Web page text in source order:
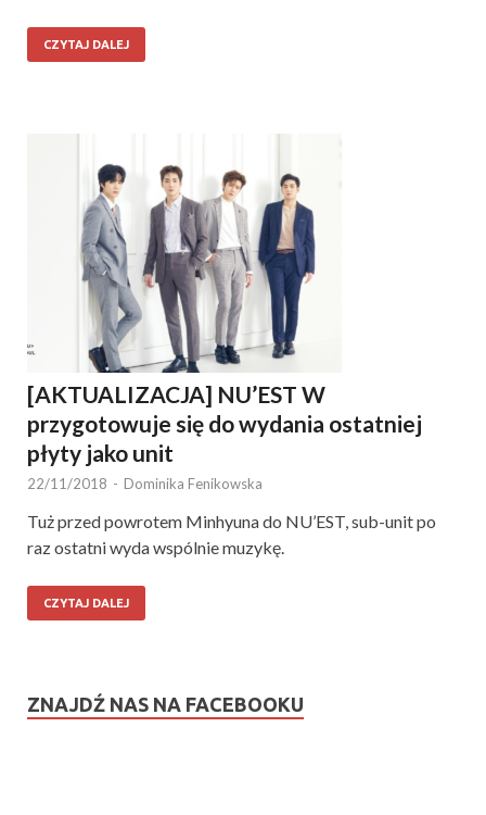
CZYTAJ DALEJ
[AKTUALIZACJA] NU’EST W
przygotowuje się do wydania ostatniej
płyty jako unit
22/11/2018 - Dominika Fenikowska
Tuż przed powrotem Minhyuna do NU’EST, sub-unit po
raz ostatni wyda wspólnie muzykę.
CZYTAJ DALEJ
ZNAJDŹ NAS NA FACEBOOKU